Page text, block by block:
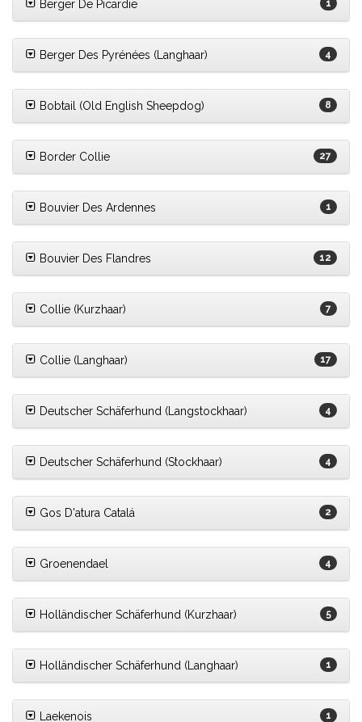
Berger De Picardie 1
Berger Des Pyrénées (Langhaar) 4
Bobtail (Old English Sheepdog) 8
Border Collie 27
Bouvier Des Ardennes 1
Bouvier Des Flandres 12
Collie (Kurzhaar) 7
Collie (Langhaar) 17
Deutscher Schäferhund (Langstockhaar) 4
Deutscher Schäferhund (Stockhaar) 4
Gos D'atura Catalá 2
Groenendael 4
Holländischer Schäferhund (Kurzhaar) 5
Holländischer Schäferhund (Langhaar) 1
Laekenois 1